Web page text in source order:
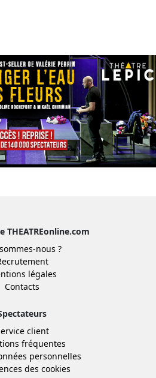
THEATREonline.com
nous ?
légales
Contacts
client
fréquentes
personnelles
des cookies